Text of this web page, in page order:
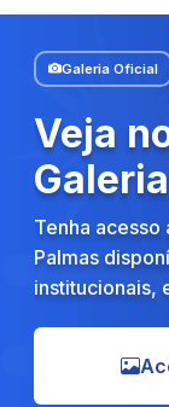
Galeria Oficial
Veja
Tenha
Palmas
institucionais,